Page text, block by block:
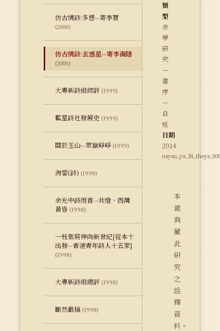
仿古情詩:多想--寄李賀
(2000)
仿古情詩:玄惑星--寄李商隱
(2000)
大專新詩組綜評 (1999)
藍星詩社發展史 (1999)
關於玉山--眾嶽崢崢 (1999)
海誓(詩) (1998)
余光中詩雨首--共燈、西灣
黃昏 (1998)
一枝紫荊伸向新世紀[從本土
出發--香港青年詩人十五家]
(1998)
大專新詩組總評 (1998)
斷然截稿 (1998)
類
型
余
學
研
究
－
書
序
－
自
述
日期
2014
本
館
典
藏
此
研
究
之
詮
釋
資
料。